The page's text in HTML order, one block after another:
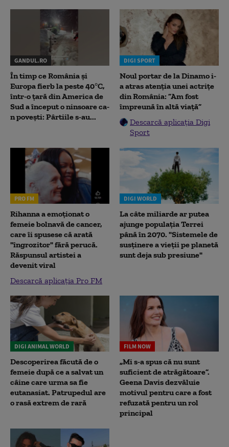
GANDUL.RO
În timp ce România și
Europa fierb la peste 40°C,
într-o țară din America de
Sud a început o ninsoare ca-
n povești: Pârtiile s-au...
DIGI SPORT
Noul portar de la Dinamo i-
a atras atenția unei actrițe
din România: ”Am fost
împreună în altă viață”
Descarcă aplicația Digi
Sport
PRO FM
Rihanna a emoționat o
femeie bolnavă de cancer,
care îi spusese că arată
"îngrozitor" fără perucă.
Răspunsul artistei a
devenit viral
Descarcă aplicația Pro FM
DIGI WORLD
La câte miliarde ar putea
ajunge populația Terrei
până în 2070. "Sistemele de
susținere a vieții pe planetă
sunt deja sub presiune"
DIGI ANIMAL WORLD
Descoperirea făcută de o
femeie după ce a salvat un
câine care urma sa fie
eutanasiat. Patrupedul are
o rasă extrem de rară
FILM NOW
„Mi s-a spus că nu sunt
suficient de atrăgătoare”.
Geena Davis dezvăluie
motivul pentru care a fost
refuzată pentru un rol
principal